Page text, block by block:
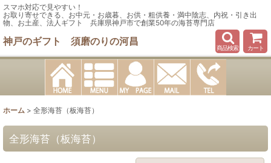
スマホ対応で見やすい！
お取り寄せできる、お中元・お歳暮、お供・粗供養・満中陰志、内祝・引き出
物、お土産、法人ギフト 兵庫県神戸市で創業50年の海苔専門店
神戸のギフト 須磨のりの河昌
商品検索 カート
ホーム > 全形海苔（板海苔）
全形海苔（板海苔）